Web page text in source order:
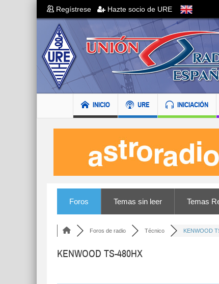
Regístrese Hazte socio de URE
INICIO URE INICIACIÓN
Foros Temas sin leer Temas
Foros de radio Técnico KENWOOD
KENWOOD TS-480HX